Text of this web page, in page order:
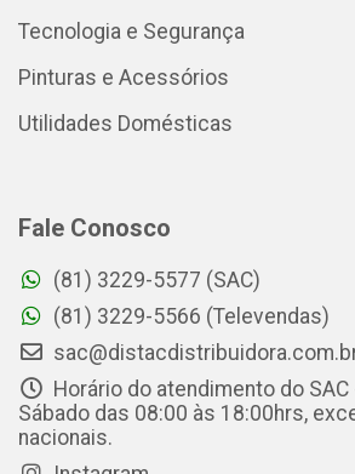
Tecnologia e Segurança
Pinturas e Acessórios
Utilidades Domésticas
Fale Conosco
(81) 3229-5577 (SAC)
(81) 3229-5566 (Televendas)
Horário do atendimento do SAC
Sábado das 08:00 às 18:00hrs,
nacionais.